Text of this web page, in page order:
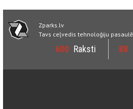
Zparks.lv
Tavs ceļvedis tehnoloģiju
600 Raksti 88